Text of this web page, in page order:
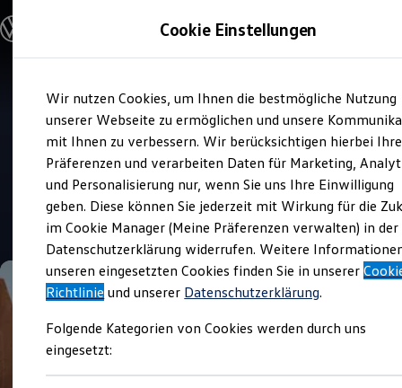
Hauptinhalt
springen
Footer
springen
Modelle und Konfigurator
Modelle vergleichen
Elektroautos
ENERGY Sondermodelle
Nutzfahrzeuge
SUV und CUV
Familienautos
Kombis
Kompaktwagen
Sportwagen
Schnell verfügbare Fahrzeuge
Angebote und Produkte
Aktuelle Angebote
E-Auto-Förderung
Volkswagen Marktplatz
Junge Gebrauchtwagen und Gebrauchtwagen
Volkswagen Zertifizierte Gebrauchtwagen
Zubehör- und Serviceangebote
Verkauf und Service
Autohaus Brandt Weyhe
4.8 472 Bewertungen
Cookie Einstellungen
Wir nutzen Cookies, um Ihnen die bestmögliche Nutzung
unserer Webseite zu ermöglichen und unsere
mit Ihnen zu verbessern. Wir berücksichtigen hierbei Ihre
Präferenzen und verarbeiten Daten für Marketing,
und Personalisierung nur, wenn Sie uns Ihre Einwilligung
geben. Diese können Sie jederzeit mit Wirkung für die
im Cookie Manager (Meine Präferenzen verwalten) in der
Datenschutzerklärung widerrufen. Weitere
unseren eingesetzten Cookies finden Sie in unserer
Richtlinie und unserer Datenschutzerklärung.
Folgende Kategorien von Cookies werden durch uns
eingesetzt: